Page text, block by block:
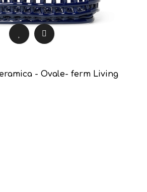
- Ovale- ferm Living